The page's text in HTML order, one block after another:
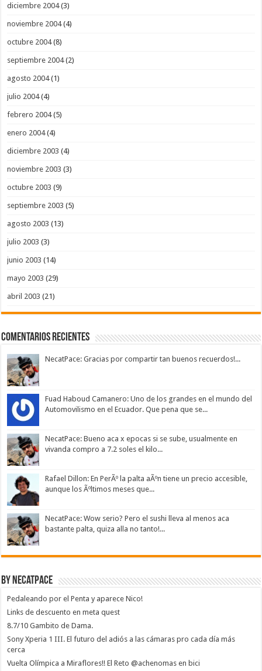
diciembre 2004(3)
noviembre 2004(4)
octubre 2004(8)
septiembre 2004(2)
agosto 2004(1)
julio 2004(4)
febrero 2004(5)
enero 2004(4)
diciembre 2003 (4)
noviembre 2003 (3)
octubre 2003 (9)
septiembre 2003 (5)
agosto 2003 (13)
julio 2003 (3)
junio 2003 (14)
mayo 2003 (29)
abril 2003 (21)
Comentarios Recientes
NecatPace: Gracias por compartir tan buenos recuerdos!...
Fuad Haboud Camanero: Uno de los grandes en el mundo del
Automovilismo en el Ecuador. Que pena que se...
NecatPace: Bueno aca x epocas si se sube, usualmente en
vivanda compro a 7.2 soles el kilo...
Rafael Dillon: En PerÃº la palta aÃºn tiene un precio accesible,
aunque los Ãºltimos meses que...
NecatPace: Wow serio? Pero el sushi lleva al menos aca
bastante palta, quiza alla no tanto!...
By NecatPace
Pedaleando por el Penta y aparece Nico!
Links de descuento en meta quest
8.7/10 Gambito de Dama.
Sony Xperia 1 III. El futuro del adiós a las cámaras pro cada día más
cerca
Vuelta Olímpica a Miraflores!! El Reto @achenomas en bici